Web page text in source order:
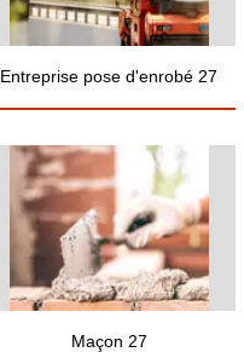
Entreprise pose d'enrobé 27
Maçon 27